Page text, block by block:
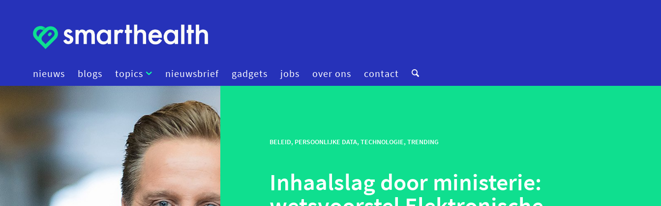
nieuws blogs topics
artificial intelligence
beleid
cybersecurity
data
diagnostiek
digital therapeutics
financiering
mental health
onderzoek
robotica
smart hospitals
smart stuff
nieuwsbrief gadgets jobs over ons contact
BELEID, PERSOONLIJKE DATA,TECHNOLOGIE,TRENDING
Inhaalslag door ministerie: